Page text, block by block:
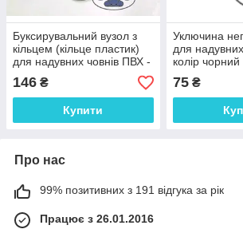
Буксирувальний вузол з
кільцем (кільце пластик)
для надувних човнів ПВХ -
146 ₴
Купити
Уключина
для
колір чорний
75₴
Про нас
99% позитивних з 191 відгука за рік
Працює з 26.01.2016